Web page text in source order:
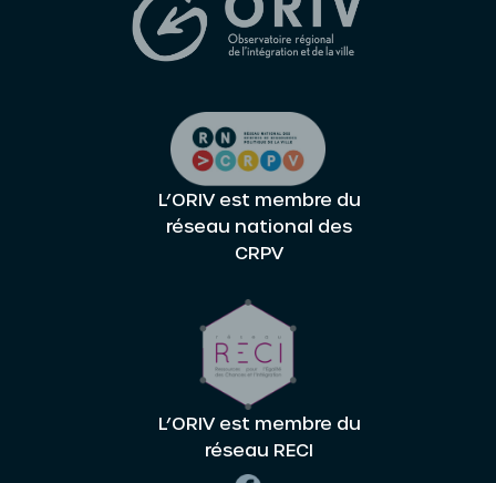
L’ORIV est membre du
réseau national des
CRPV
L’ORIV est membre du
réseau RECI